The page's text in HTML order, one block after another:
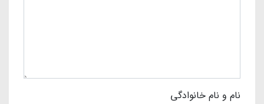
نام و نام خانوادگی